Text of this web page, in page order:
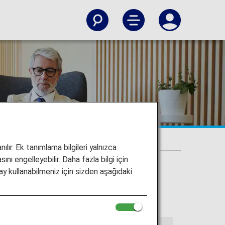
Ek tanımlama bilgileri yalnızca
engelleyebilir. Daha fazla bilgi için
kullanabilmeniz için sizden aşağıdaki